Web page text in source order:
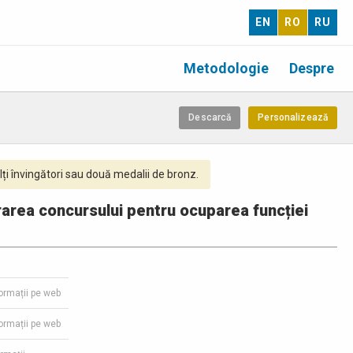
EN RO RU
Despre
Metodologie
Personalizează
Descarcă
învingători sau două medalii de bronz.
concursului pentru ocuparea funcției
pe web
pe web